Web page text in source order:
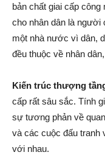
bản chất giai cấp công
cho nhân dân là người
một nhà nước vì dân,
đều thuộc về nhân
Kiến trúc thượng
cấp rất sâu sắc. Tính
sự tương phản về
và các cuộc đấu tranh
với nhau.